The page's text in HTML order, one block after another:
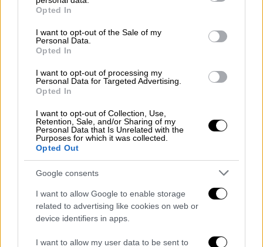
grant or deny consent to Google and its third-party tags to
use your data for below specified purposes in below Google
consent section.
Opted In
I want to opt-out of the Sale of my
Personal Data.
Opted In
I want to opt-out of processing my
Personal Data for Targeted Advertising.
Opted In
I want to opt-out of Collection, Use,
Retention, Sale, and/or Sharing of my
Personal Data that Is Unrelated with the
Purposes for which it was collected.
Opted Out
Google consents
I want to allow Google to enable storage
related to advertising like cookies on web or
device identifiers in apps.
I want to allow my user data to be sent to
το λάθος τοακροατήριοπαρακολουθούσε με
απορία, καθώς η θητεία του Ομπάμα έληξε
πριν από επτά και πλέον χρόνια.
video
Έχει ξανακάνει το ίδιο λάθος